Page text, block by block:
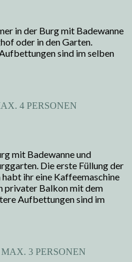
in der Burg mit Badewanne
oder in den Garten.
sind im selben
4 PERSONEN
mit Badewanne und
Die erste Füllung der
ihr eine Kaffeemaschine
privater Balkon mit dem
Aufbettungen sind im
3 PERSONEN